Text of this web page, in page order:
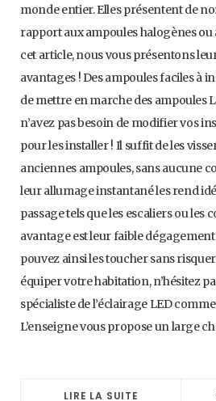
monde entier. Elles présentent de
rapport aux ampoules halogènes ou
cet article, nous vous présentons
avantages ! Des ampoules faciles à
de mettre en marche des ampoules
n’avez pas besoin de modifier vos
pour les installer ! Il suffit de les
anciennes ampoules, sans aucune
leur allumage instantané les rend
passage tels que les escaliers ou les
avantage est leur faible dégagement
pouvez ainsi les toucher sans
équiper votre habitation, n’hésitez
spécialiste de l’éclairage LED
L’enseigne vous propose un large
LIRE LA SUITE